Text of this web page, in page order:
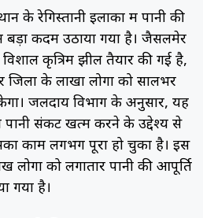
के रेगिस्तानी इलाकों में पानी की
बड़ा कदम उठाया गया है। जैसलमेर
कृत्रिम झील तैयार की गई है,
के लाखों लोगों को सालभर
जलदाय विभाग के अनुसार, यह
में पानी संकट खत्म करने के उद्देश्य से
काम लगभग पूरा हो चुका है। इस
को लगातार पानी की आपूर्ति
गया है।